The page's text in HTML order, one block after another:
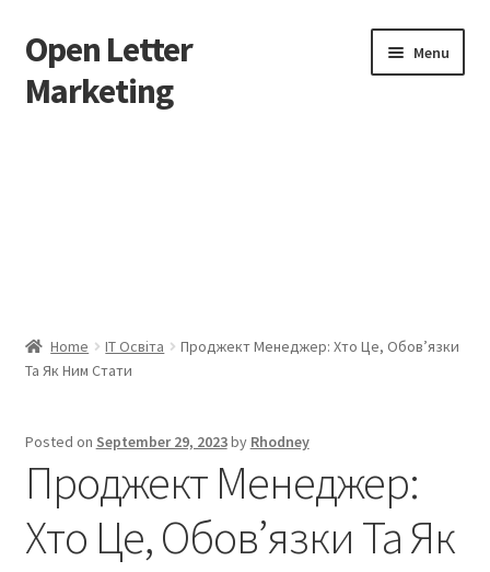
Skip
to
navigation
Skip
to
content
Open Letter
Marketing
Menu
Cart
collectingkeys
Contact Us
Home IT Освіта
Проджект Менеджер: Хто Це, Обов’язки
Та Як Ним Стати
Posted on September 29, 2023by Rhodney
Проджект Менеджер:
Хто Це, Обов’язки Та Як